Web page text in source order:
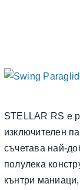
STELLAR RS е
изключителен
съчетава най-
полулека
кънтри